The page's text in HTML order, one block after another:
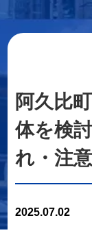
阿久比
体を検
れ・注
2025.07.02